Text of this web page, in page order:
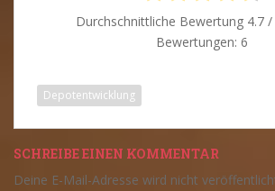
Durchschnittliche Bewertung 4.7 /
Bewertungen: 6
Depotentwicklung
SCHREIBE EINEN KOMMENTAR
Deine E-Mail-Adresse wird nicht